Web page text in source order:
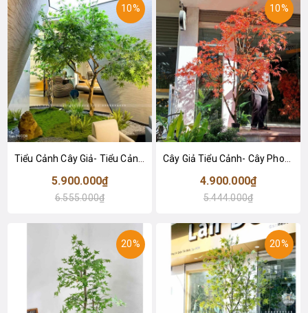
10%
5.900.000₫
6.555.000₫
10%
4.900.000₫
5.444.000₫
20% 20%